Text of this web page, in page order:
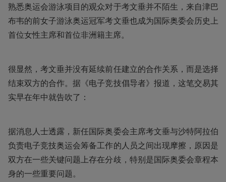
熟悉奥运会游泳项目的观众对于考文垂并不陌生，来自津巴
布韦的前女子游泳奥运冠军考文垂也成为国际奥委会历史上
首位女性主席和首位非洲籍主席。
很显然，考文垂并没有延续前任建立的合作关系，而是选择
结束双方的合作。据《电子竞技倡导者》报道，这笔交易其
实早在年中就告吹了：
据消息人士透露，新任国际奥委会主席考文垂与沙特阿拉伯
负责电子竞技奥运会筹备工作的人员之间出现摩擦，原因是
双方在一些关键问题上存在分歧，特别是国际奥委会章程本
身的一些重要问题。